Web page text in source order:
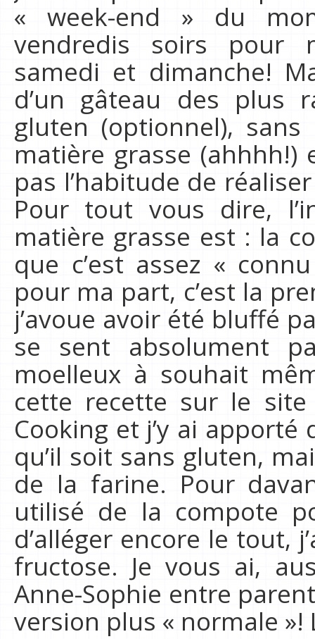
« week-end » du
vendredis soirs pour
samedi et dimanche!
d’un gâteau des plus
gluten (optionnel),
matière grasse (ahhhh!)
pas l’habitude de
Pour tout vous dire,
matière grasse est : la
que c’est assez «
pour ma part, c’est la
j’avoue avoir été bluffé
se sent absolument
moelleux à souhait
cette recette sur le site
Cooking et j’y ai
qu’il soit sans gluten,
de la farine. Pour
utilisé de la compote
d’alléger encore le tout,
fructose. Je vous ai,
Anne-Sophie entre
version plus « normale